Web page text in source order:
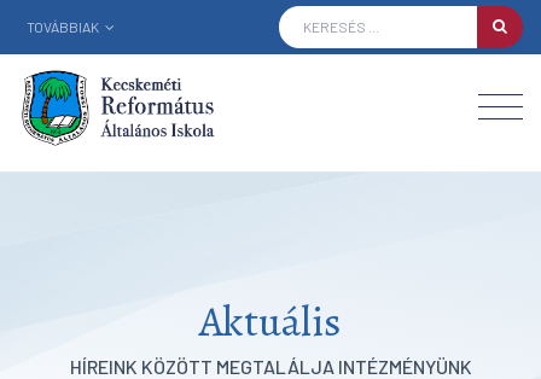
TOVÁBBIAK
Aktuális
HÍREINK KÖZÖTT MEGTALÁLJA INTÉZMÉNYÜNK